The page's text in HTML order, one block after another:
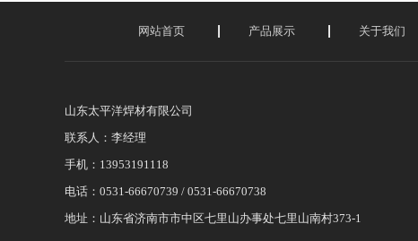
网站首页 产品展示 关于我们
山东太平洋焊材有限公司
联系人：李经理
手机：13953191118
电话：0531-66670739 / 0531-66670738
地址：山东省济南市市中区七里山办事处七里山南村373-1